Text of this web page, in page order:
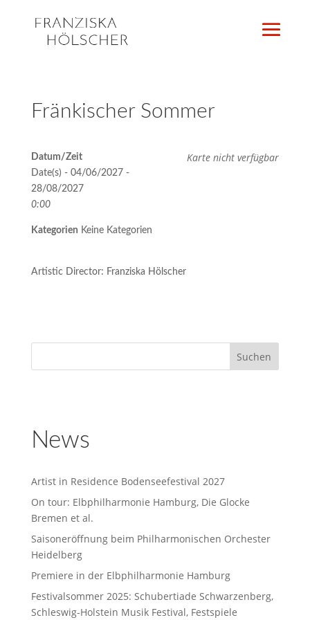
Fränkischer Sommer
Karte nicht verfügbar
Datum/Zeit
Date(s) - 04/06/2027 -
28/08/2027
0:00
Kategorien Keine Kategorien
Artistic Director: Franziska Hölscher
News
Artist in Residence Bodenseefestival 2027
On tour: Elbphilharmonie Hamburg, Die Glocke
Bremen et al.
Saisoneröffnung beim Philharmonischen Orchester
Heidelberg
Premiere in der Elbphilharmonie Hamburg
Festivalsommer 2025: Schubertiade Schwarzenberg,
Schleswig-Holstein Musik Festival, Festspiele